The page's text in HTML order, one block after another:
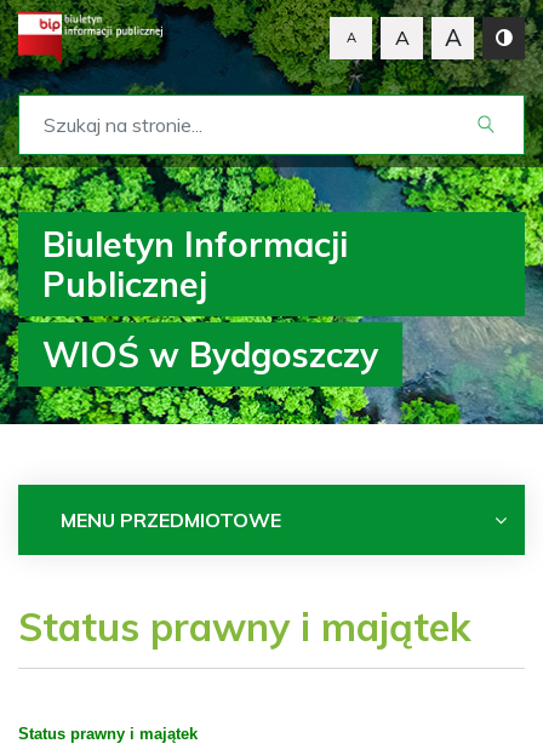
A A A
Biuletyn Informacji
Publicznej
WIOŚ w Bydgoszczy
MENU PRZEDMIOTOWE
Status prawny i majątek
Status prawny i majątek